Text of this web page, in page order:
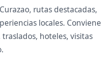
rutas destacadas,
locales. Conviene
hoteles, visitas